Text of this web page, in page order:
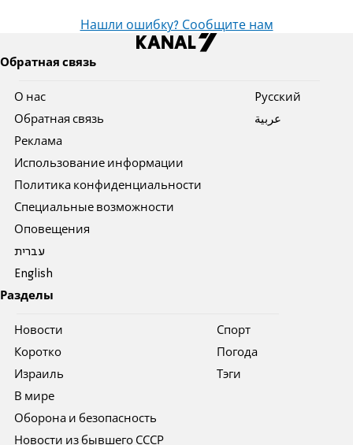
Нашли ошибку? Сообщите нам
Обратная связь
О нас
Обратная связь
Реклама
Использование информации
Политика конфиденциальности
Специальные возможности
Оповещения
עברית
English
Pусский
عربية
Разделы
Новости
Коротко
Израиль
В мире
Оборона и безопасность
Новости из бывшего СССР
Спорт
Погода
Тэги